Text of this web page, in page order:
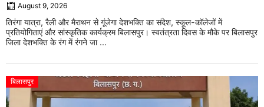
August 9, 2026
तिरंगा यात्रा, रैली और मैराथन से गूंजेगा देशभक्ति का संदेश, स्कूल-कॉलेजों में
प्रतियोगिताएं और सांस्कृतिक कार्यक्रम बिलासपुर। स्वतंत्रता दिवस के मौके पर बिलासपुर
जिला देशभक्ति के रंग में रंगने जा ...
बिलासपुर